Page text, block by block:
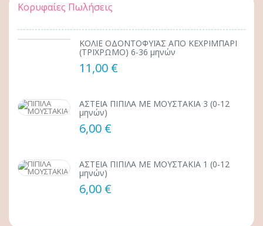
Κορυφαίες Πωλήσεις
ΚΟΛΙΕ ΟΔΟΝΤΟΦΥΪΑΣ ΑΠΟ ΚΕΧΡΙΜΠΑΡΙ
(ΤΡΙΧΡΩΜΟ) 6-36 μηνών
11,00 €
ΑΣΤΕΙΑ ΠΙΠΙΛΑ ΜΕ ΜΟΥΣΤΑΚΙΑ 3 (0-12
μηνών)
6,00 €
ΑΣΤΕΙΑ ΠΙΠΙΛΑ ΜΕ ΜΟΥΣΤΑΚΙΑ 1 (0-12
μηνών)
6,00 €